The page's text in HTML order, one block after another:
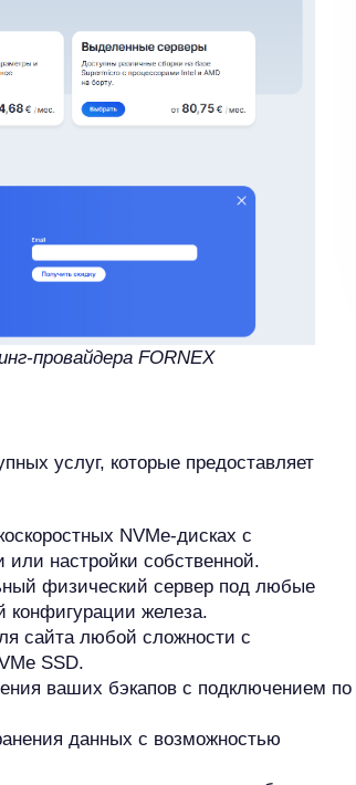
провайдера FORNEX
услуг, которые предоставляет
NVMe-дисках с
настройки собственной.
физический сервер под любые
конфигурации железа.
сайта любой сложности с
SSD.
ваших бэкапов с подключением по
данных с возможностью